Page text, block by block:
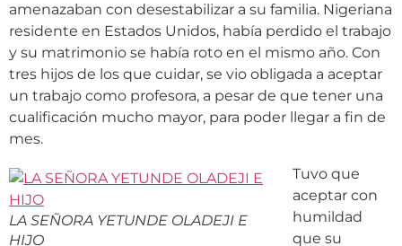
amenazaban con desestabilizar a su familia. Nigeriana
residente en Estados Unidos, había perdido el trabajo
y su matrimonio se había roto en el mismo año. Con
tres hijos de los que cuidar, se vio obligada a aceptar
un trabajo como profesora, a pesar de que tener una
cualificación mucho mayor, para poder llegar a fin de
mes.
LA SEÑORA YETUNDE OLADEJI E
HIJO
Tuvo que
aceptar con
humildad
que su